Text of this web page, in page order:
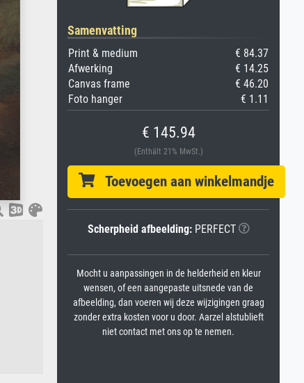
Samenvatting
Print & medium
€ 84.37
Afwerking
€ 14.25
Canvas frame
€ 46.20
Foto hanger
€ 1.11
€ 145.94
(Enthält 21% MwSt.)
Toevoegen aan winkelmandje
Scherpheid afbeelding:PERFECT
Mocht u aanpassingen in de helderheid en kleur
wensen, of een aangepaste uitsnede van de
afbeelding, dan voeren wij deze wijzigingen graag
zonder extra kosten voor u door. Aarzel alstublieft
niet contact met ons op te nemen.